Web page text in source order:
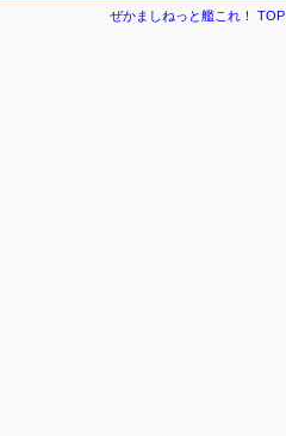
ぜかましねっと艦これ！ TOP